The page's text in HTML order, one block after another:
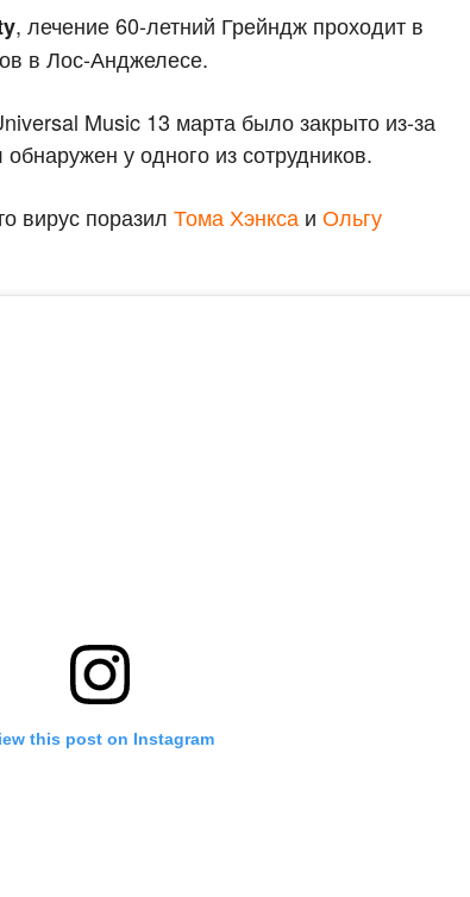
, лечение 60-летний Грейндж проходит в
в Лос-Анджелесе.
Music 13 марта было закрыто из-за
у одного из сотрудников.
вирус поразил Тома Хэнкса и Ольгу
this post on Instagram